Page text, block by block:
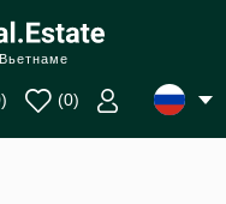
) (0)